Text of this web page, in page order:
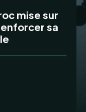
mise sur
sa